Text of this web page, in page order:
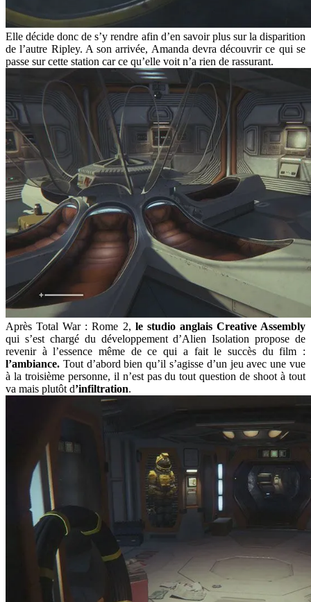
Elle décide donc de s’y rendre afin d’en savoir plus sur la disparition
de l’autre Ripley. A son arrivée, Amanda devra découvrir ce qui se
passe sur cette station car ce qu’elle voit n’a rien de rassurant.
Après Total War : Rome 2, le studio anglais Creative Assembly
qui s’est chargé du développement d’Alien Isolation propose de
revenir à l’essence même de ce qui a fait le succès du film :
l’ambiance. Tout d’abord bien qu’il s’agisse d’un jeu avec une vue
à la troisième personne, il n’est pas du tout question de shoot à tout
va mais plutôt d’infiltration.